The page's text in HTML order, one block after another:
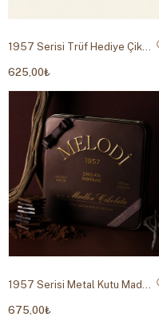
1957 Serisi Trüf Hediye Çikolata 340g
625,00₺
1957 Serisi Metal Kutu Madlen 384g
675,00₺